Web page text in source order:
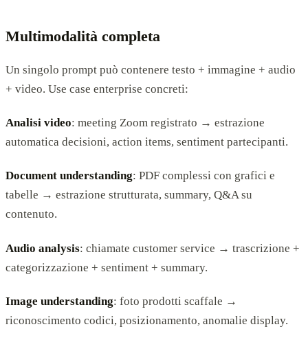
Multimodalità completa
Un singolo prompt può contenere testo + immagine + audio
+ video. Use case enterprise concreti:
Analisi video: meeting Zoom registrato → estrazione
automatica decisioni, action items, sentiment partecipanti.
Document understanding: PDF complessi con grafici e
tabelle → estrazione strutturata, summary, Q&A su
contenuto.
Audio analysis: chiamate customer service → trascrizione +
categorizzazione + sentiment + summary.
Image understanding: foto prodotti scaffale →
riconoscimento codici, posizionamento, anomalie display.